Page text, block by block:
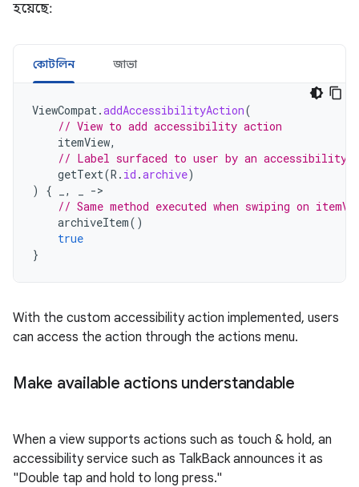
হয়েছে:
কোটলিন জাভা
ViewCompat.addAccessibilityAction(
// View to add accessibility action
itemView,
// Label surfaced to user by an accessibility
getText(R . id .archive)
)
{ ,
->
// Same method executed when swiping on
archiveItem()
true
}
With the custom accessibility action implemented, users
can access the action through the actions menu.
Make available actions understandable
When a view supports actions such as touch & hold, an
accessibility service such as TalkBack announces it as
"Double tap and hold to long press."